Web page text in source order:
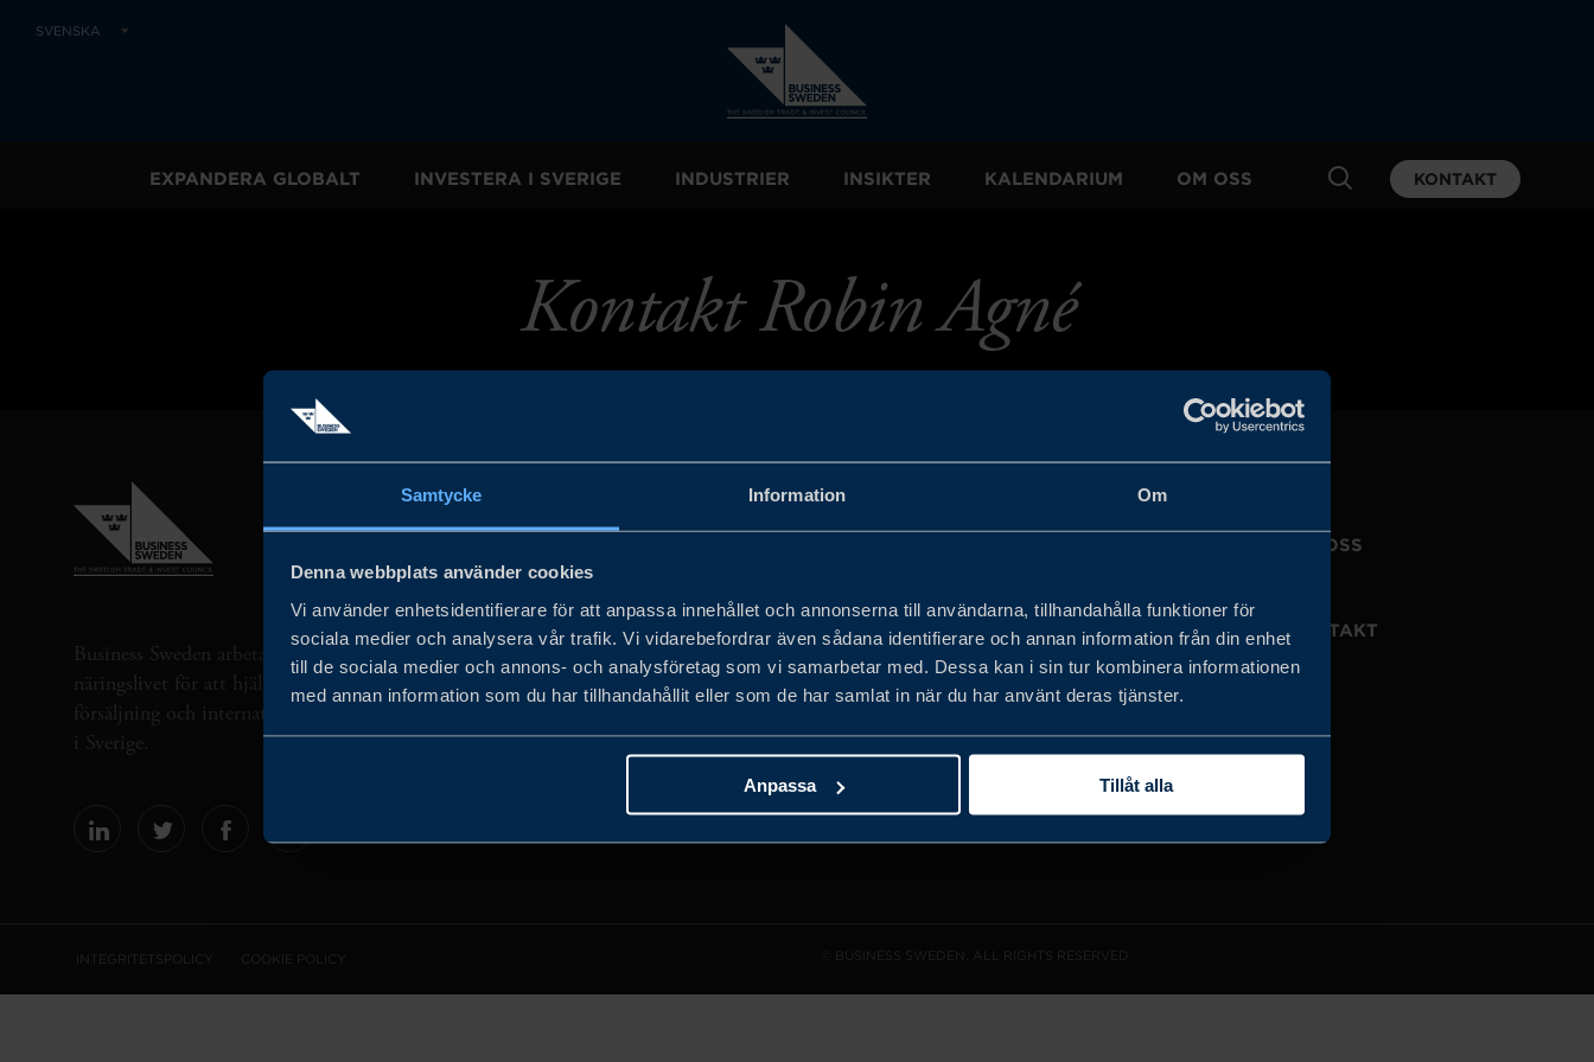
Samtycke Information Om
Denna webbplats använder cookies
Vi använder enhetsidentifierare för att anpassa innehållet och annonserna till användarna, tillhandahålla funktioner för
sociala medier och analysera vår trafik. Vi vidarebefordrar även sådana identifierare och annan information från din enhet
till de sociala medier och annons- och analysföretag som vi samarbetar med. Dessa kan i sin tur kombinera informationen
med annan information som du har tillhandahållit eller som de har samlat in när du har använt deras tjänster.
Anpassa Tillåt alla
SVENSKA
EXPANDERA GLOBALT INVESTERA I SVERIGE INDUSTRIER INSIKTER KALENDARIUM OM OSS KONTAKT
Kontakt Robin Agné
Business Sweden arbetar på uppdrag av regeringen och det privata
näringslivet för att hjälpa svenska företag att öka sin globala
försäljning och internationella företag att investera och expandera
i Sverige.
OM OSS
VISSELBLÅSARTJÄNST KONTAKT
INTEGRITETSPOLICY COOKIE POLICY © BUSINESS SWEDEN. ALL RIGHTS RESERVED